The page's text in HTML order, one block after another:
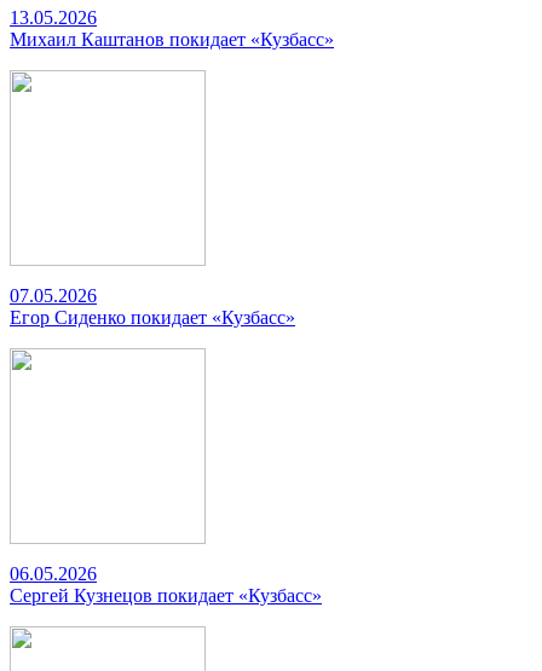
13.05.2026
Михаил Каштанов покидает «Кузбасс»
07.05.2026
Егор Сиденко покидает «Кузбасс»
06.05.2026
Сергей Кузнецов покидает «Кузбасс»